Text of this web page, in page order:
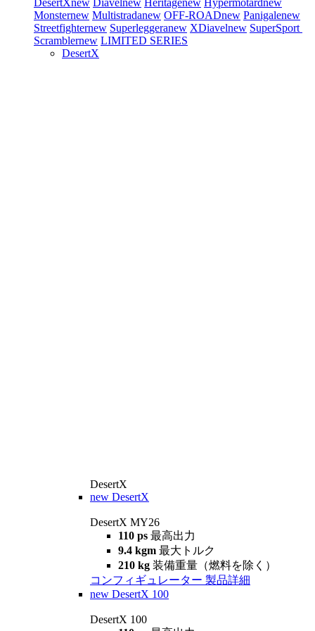
DesertXnew Diavelnew Heritagenew Hypermotardnew
Monsternew Multistradanew OFF-ROADnew Panigalenew
Streetfighternew Superleggeranew XDiavelnew SuperSport
Scramblernew LIMITED SERIES
DesertX
DesertX
new DesertX
DesertX MY26
110 ps 最高出力
9.4 kgm 最大トルク
210 kg 装備重量（燃料を除く）
コンフィギュレーター 製品詳細
new DesertX 100
DesertX 100